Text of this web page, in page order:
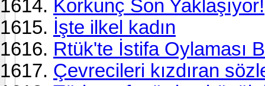
Korkunç Son Yaklaşıyor!
İşte ilkel kadın
Rtük'te İstifa Oylaması
Çevrecileri kızdıran